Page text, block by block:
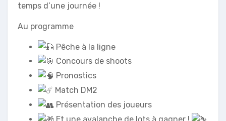
temps d’une journée !
Au programme
Pêche à la ligne
Concours de shoots
Pronostics
Match DM2
Présentation des joueurs